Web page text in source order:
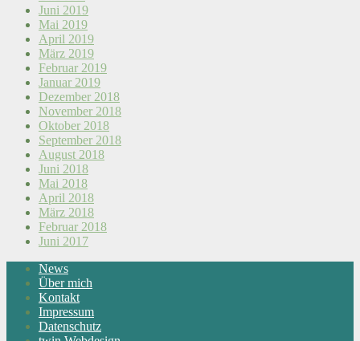
Juni 2019
Mai 2019
April 2019
März 2019
Februar 2019
Januar 2019
Dezember 2018
November 2018
Oktober 2018
September 2018
August 2018
Juni 2018
Mai 2018
April 2018
März 2018
Februar 2018
Juni 2017
News
Über mich
Kontakt
Impressum
Datenschutz